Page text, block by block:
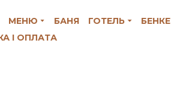
МЕНЮ БАНЯ ГОТЕЛЬ
І ОПЛАТА